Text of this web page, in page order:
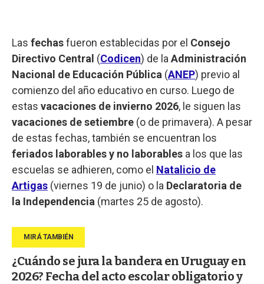
Las fechasfueron establecidas por el Consejo
Directivo Central (Codicen) de la Administración
Nacional de Educación Pública (ANEP) previo al
comienzo del año educativo en curso. Luego de
estas vacaciones de invierno 2026, le siguen las
vacaciones de setiembre (o de primavera). A pesar
de estas fechas, también se encuentran los
feriados laborables y no laborables a los que las
escuelas se adhieren, como el Natalicio de
Artigas (viernes 19 de junio) o la Declaratoria de
la Independencia (martes 25 de agosto).
¿Cuándo se jura la bandera en Uruguay en
2026? Fecha del acto escolar obligatorio y